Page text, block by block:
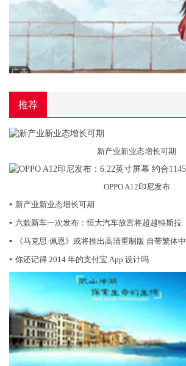
推荐
新产业新业态增长可期
OPPO A12印尼发布
▪ 新产业新业态增长可期
▪ 六款新车一次发布：恒大汽车放言将超越特斯拉
▪
《马克思·佩恩》或将推出高清重制版 自带繁体中
▪ 你还记得 2014 年的支付宝 App 设计吗